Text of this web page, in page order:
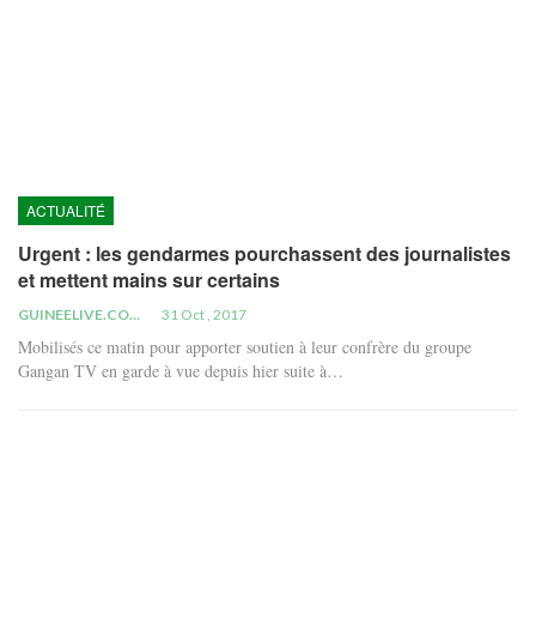
ACTUALITÉ
Urgent : les gendarmes pourchassent des journalistes
et mettent mains sur certains
GUINEELIVE.COM 31 Oct , 2017
Mobilisés ce matin pour apporter soutien à leur confrère du groupe
Gangan TV en garde à vue depuis hier suite à…